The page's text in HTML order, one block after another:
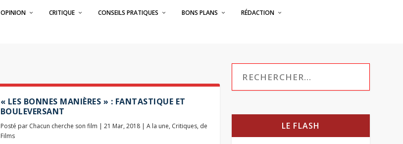
OPINION CRITIQUE CONSEILS PRATIQUES BONS PLANS RÉDACTION
« LES BONNES MANIÈRES » : FANTASTIQUE ET
BOULEVERSANT
Posté par Chacun cherche son film | 21 Mar, 2018| A la une, Critiques, de
Films
LE FLASH